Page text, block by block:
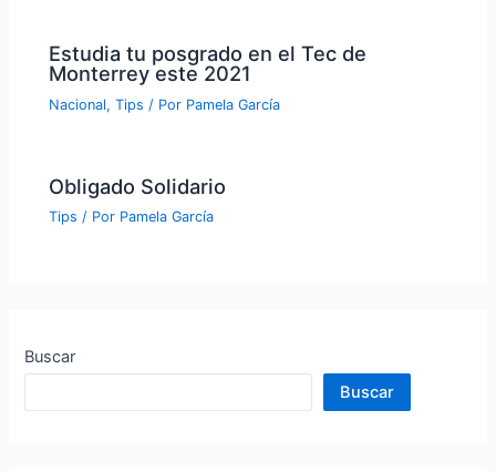
Estudia tu posgrado en el Tec de
Monterrey este 2021
Nacional,Tips / Por Pamela García
Obligado Solidario
Tips / Por Pamela García
Buscar
Buscar